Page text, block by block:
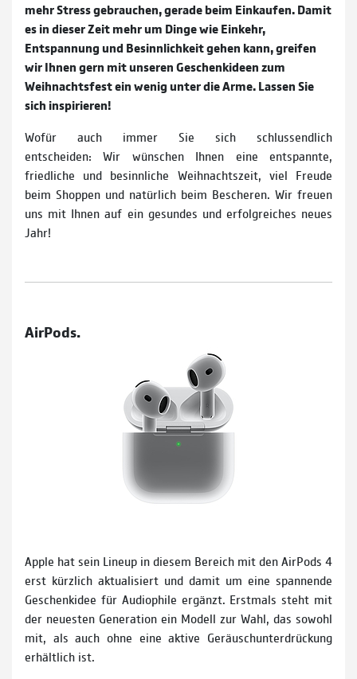
mehr Stress gebrauchen, gerade beim Einkaufen. Damit
es in dieser Zeit mehr um Dinge wie Einkehr,
Entspannung und Besinnlichkeit gehen kann, greifen
wir Ihnen gern mit unseren Geschenkideen zum
Weihnachtsfest ein wenig unter die Arme. Lassen Sie
sich inspirieren!
Wofür auch immer Sie sich schlussendlich
entscheiden: Wir wünschen Ihnen eine entspannte,
friedliche und besinnliche Weihnachtszeit, viel Freude
beim Shoppen und natürlich beim Bescheren. Wir freuen
uns mit Ihnen auf ein gesundes und erfolgreiches neues
Jahr!
AirPods.
Apple hat sein Lineup in diesem Bereich mit den AirPods 4
erst kürzlich aktualisiert und damit um eine spannende
Geschenkidee für Audiophile ergänzt. Erstmals steht mit
der neuesten Generation ein Modell zur Wahl, das sowohl
mit, als auch ohne eine aktive Geräuschunterdrückung
erhältlich ist.